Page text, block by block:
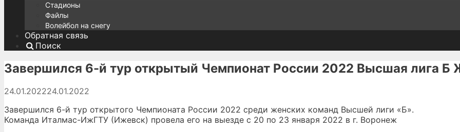
Стадионы
Файлы
Волейбол на снегу
Обратная связь
Поиск
Завершился 6-й тур открытый Чемпионат России 2022 Высшая лига
24.01.202224.01.2022
Завершился 6-й тур открытого Чемпионата России 2022 среди женских команд Высшей лиги «Б».
Команда Италмас-ИжГТУ (Ижевск) провела его на выезде с 20 по 23 января 2022 в г. Воронеж